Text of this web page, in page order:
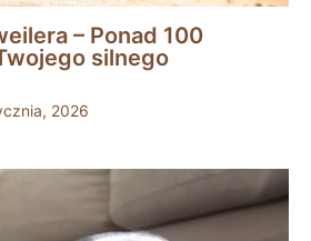
– Ponad 100
silnego
2026